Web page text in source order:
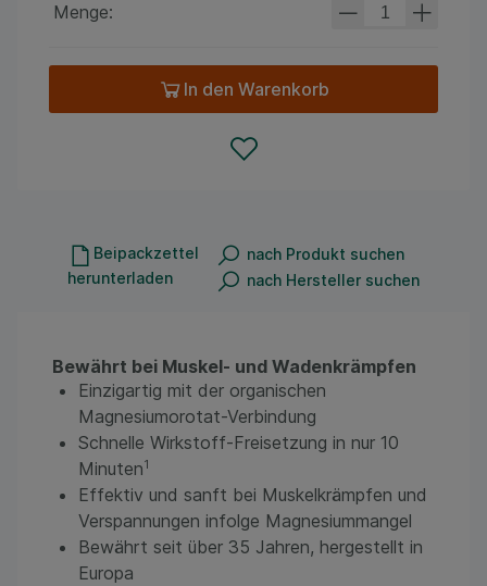
Menge:
In den Warenkorb
Beipackzettel
herunterladen
nach Produkt suchen
nach Hersteller suchen
Bewährt bei Muskel- und Wadenkrämpfen
Einzigartig mit der organischen
Magnesiumorotat-Verbindung
Schnelle Wirkstoff-Freisetzung in nur 10
Minuten1
Effektiv und sanft bei Muskelkrämpfen und
Verspannungen infolge Magnesiummangel
Bewährt seit über 35 Jahren, hergestellt in
Europa